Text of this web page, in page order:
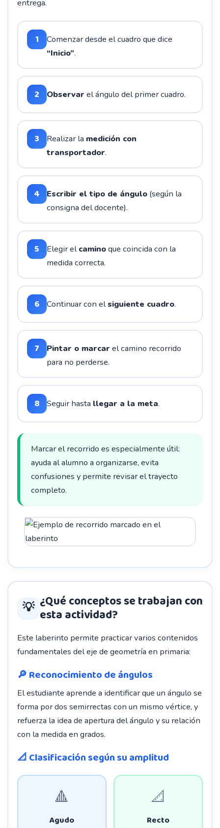
entrega.
1
Comenzar desde el cuadro que dice
“Inicio”.
2 Observar el ángulo del primer cuadro.
3 Realizar la medición con
transportador.
4 Escribir el tipo de ángulo (según la
consigna del docente).
5 Elegir elcaminoque coincida con la
medida correcta.
6 Continuar con elsiguiente cuadro.
7 Pintar o marcar el camino recorrido
para no perderse.
8 Seguir hasta llegar a la meta.
Marcar el recorrido es especialmente útil:
ayuda al alumno a organizarse, evita
confusiones y permite revisar el trayecto
completo.
💡 ¿Qué conceptos se trabajan con
esta actividad?
Este laberinto permite practicar varios contenidos
fundamentales del eje de geometría en primaria:
🔎 Reconocimiento de ángulos
El estudiante aprende a identificar que un ángulo se
forma por dos semirrectas con un mismo vértice, y
refuerza la idea de apertura del ángulo y su relación
con la medida en grados.
📐 Clasificación según su amplitud
🔺
Agudo
📐
Recto